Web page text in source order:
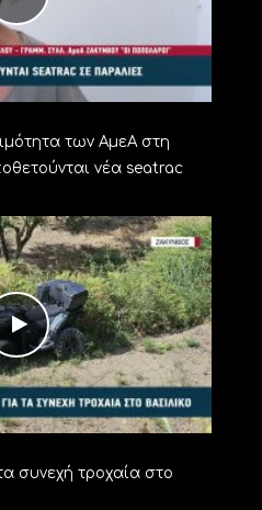
των ΑμεΑ στη
νέα seatrac
συνεχή τροχαία στο